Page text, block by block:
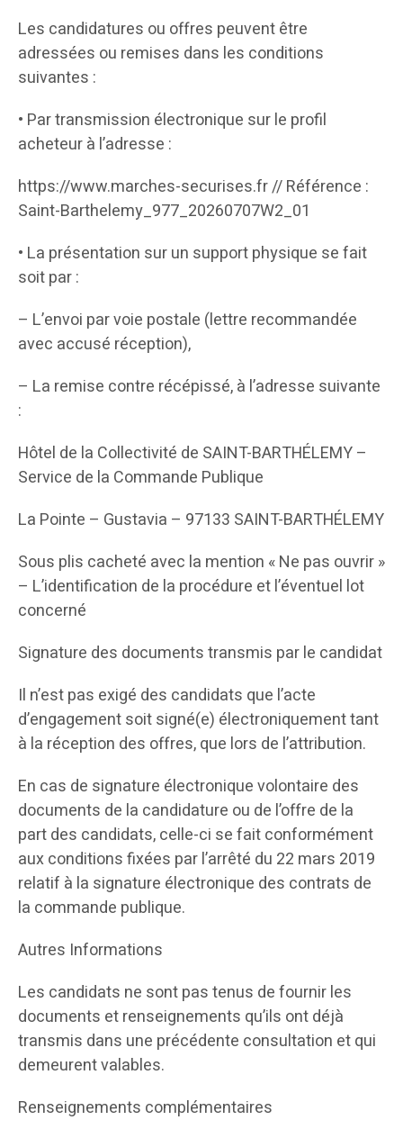
Les candidatures ou offres peuvent être
adressées ou remises dans les conditions
suivantes :
• Par transmission électronique sur le profil
acheteur à l’adresse :
https://www.marches-securises.fr // Référence :
Saint-Barthelemy_977_20260707W2_01
• La présentation sur un support physique se fait
soit par :
– L’envoi par voie postale (lettre recommandée
avec accusé réception),
– La remise contre récépissé, à l’adresse suivante
:
Hôtel de la Collectivité de SAINT-BARTHÉLEMY –
Service de la Commande Publique
La Pointe – Gustavia – 97133 SAINT-BARTHÉLEMY
Sous plis cacheté avec la mention « Ne pas ouvrir »
– L’identification de la procédure et l’éventuel lot
concerné
Signature des documents transmis par le candidat
Il n’est pas exigé des candidats que l’acte
d’engagement soit signé(e) électroniquement tant
à la réception des offres, que lors de l’attribution.
En cas de signature électronique volontaire des
documents de la candidature ou de l’offre de la
part des candidats, celle-ci se fait conformément
aux conditions fixées par l’arrêté du 22 mars 2019
relatif à la signature électronique des contrats de
la commande publique.
Autres Informations
Les candidats ne sont pas tenus de fournir les
documents et renseignements qu’ils ont déjà
transmis dans une précédente consultation et qui
demeurent valables.
Renseignements complémentaires